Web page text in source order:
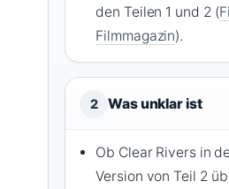
den Teilen 1 und 2 (
Filmmagazin).
2 Was unklar ist
Ob Clear Rivers in
Version von Teil 2